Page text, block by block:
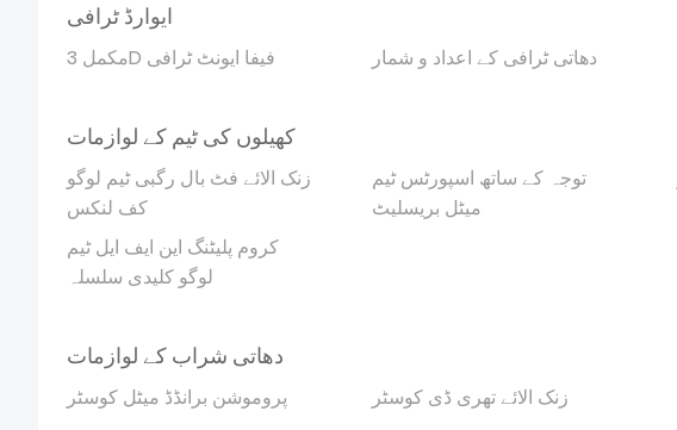
ایوارڈ ٹرافی
مکمل 3D فیفا ایونٹ ٹرافی دھاتی ٹرافی کے اعداد و شمار
کھیلوں کی ٹیم کے لوازمات
زنک الائے فٹ بال رگبی ٹیم لوگو
کف لنکس
توجہ کے ساتھ اسپورٹس ٹیم
میٹل بریسلیٹ
کروم پلیٹنگ این ایف ایل ٹیم
لوگو کلیدی سلسلہ
دھاتی شراب کے لوازمات
پروموشن برانڈڈ میٹل کوسٹر زنک الائے تھری ڈی کوسٹر